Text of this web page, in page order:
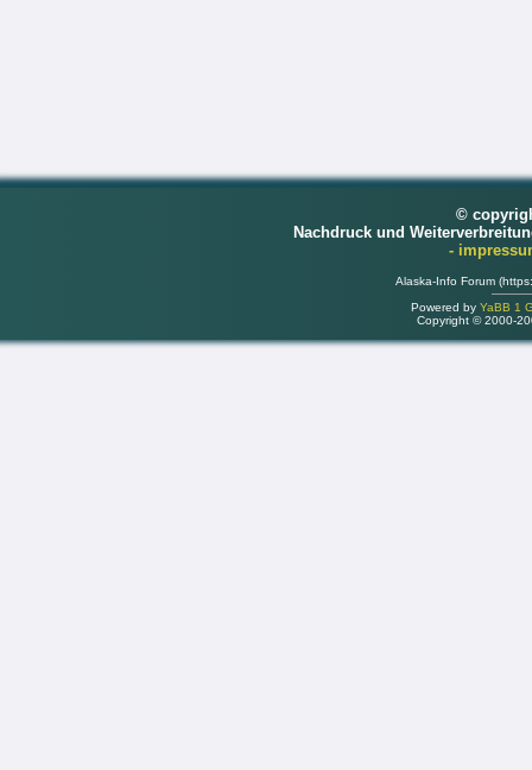
©
Nachdruck und
-
Alaska-Info Forum
Powered by YaBB 1
Copyright © 2000-